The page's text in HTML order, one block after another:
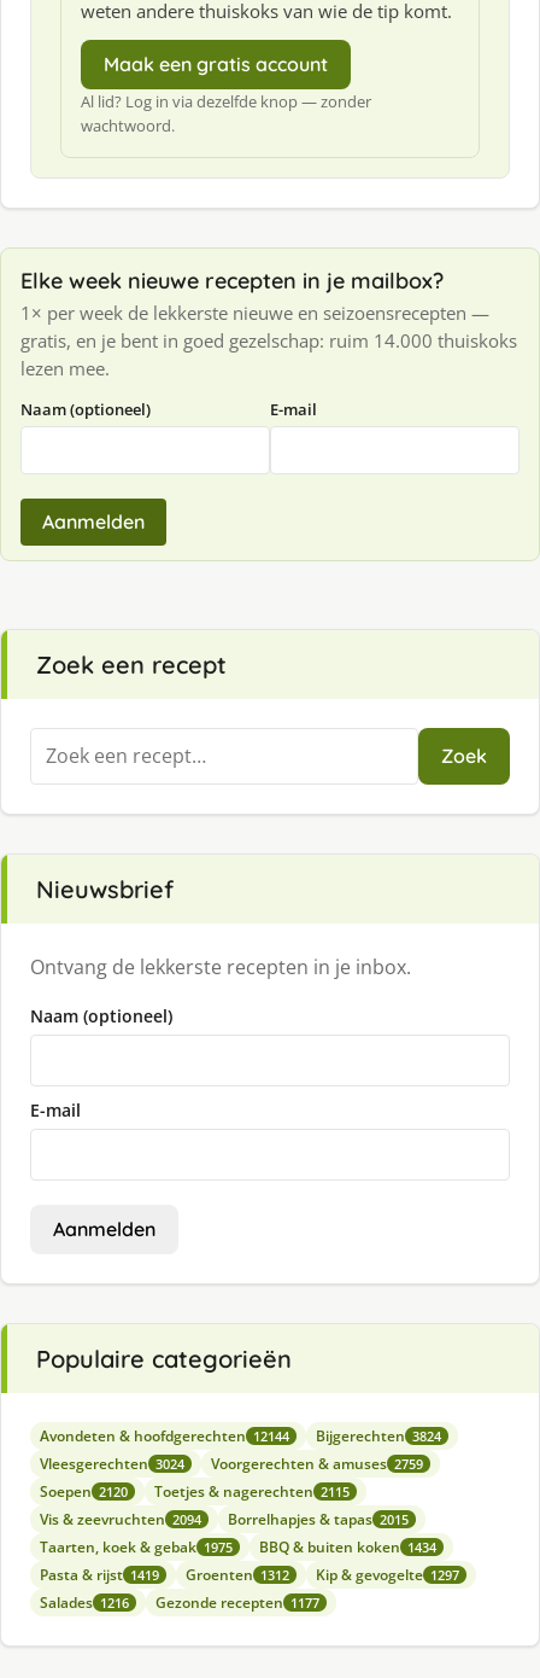
weten andere thuiskoks van wie de tip komt.
Maak een gratis account
Al lid? Log in via dezelfde knop — zonder
wachtwoord.
Elke week nieuwe recepten in je mailbox?
1× per week de lekkerste nieuwe en seizoensrecepten —
gratis, en je bent in goed gezelschap: ruim 14.000 thuiskoks
lezen mee.
Naam (optioneel) E-mail
Aanmelden
Zoek een recept
Zoeken
naar:
Zoek
Nieuwsbrief
Ontvang de lekkerste recepten in je inbox.
Naam (optioneel)
E-mail
Aanmelden
Populaire categorieën
Avondeten & hoofdgerechten 12144 Bijgerechten 3824
Vleesgerechten 3024 Voorgerechten & amuses 2759
Soepen 2120 Toetjes & nagerechten 2115
Vis & zeevruchten 2094 Borrelhapjes & tapas 2015
Taarten, koek & gebak 1975 BBQ & buiten koken 1434
Pasta & rijst 1419 Groenten 1312 Kip & gevogelte 1297
Salades 1216 Gezonde recepten 1177